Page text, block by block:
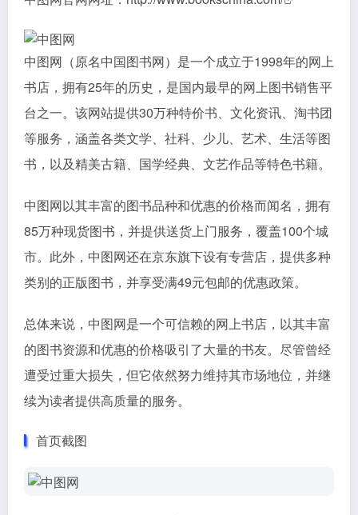
中图网（原名中国图书网）是一个成立于1998年的网上
书店，拥有25年的历史，是国内最早的网上图书销售平
台之一。该网站提供30万种特价书、文化资讯、淘书团
等服务，涵盖各类文学、社科、少儿、艺术、生活等图
书，以及精美古籍、国学经典、文艺作品等特色书籍。
中图网以其丰富的图书品种和优惠的价格而闻名，拥有
85万种现货图书，并提供送货上门服务，覆盖100个城
市。此外，中图网还在京东旗下设有专营店，提供多种
类别的正版图书，并享受满49元包邮的优惠政策。
总体来说，中图网是一个可信赖的网上书店，以其丰富
的图书资源和优惠的价格吸引了大量的书友。尽管曾经
遭受过重大损失，但它依然努力维持其市场地位，并继
续为读者提供高质量的服务。
首页截图